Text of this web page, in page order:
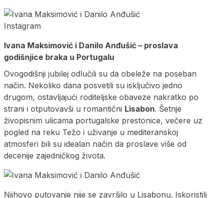
Instagram
Ivana Maksimović i Danilo Anđušić – proslava
godišnjice braka u Portugalu
Ovogodišnji jubilej odlučili su da obeleže na poseban
način. Nekoliko dana posvetili su isključivo jedno
drugom, ostavljajući roditeljske obaveze nakratko po
strani i otputovavši u romantični Lisabon. Šetnje
živopisnim ulicama portugalske prestonice, večere uz
pogled na reku Težo i uživanje u mediteranskoj
atmosferi bili su idealan način da proslave više od
decenije zajedničkog života.
Njihovo putovanje nije se završilo u Lisabonu. Iskoristili